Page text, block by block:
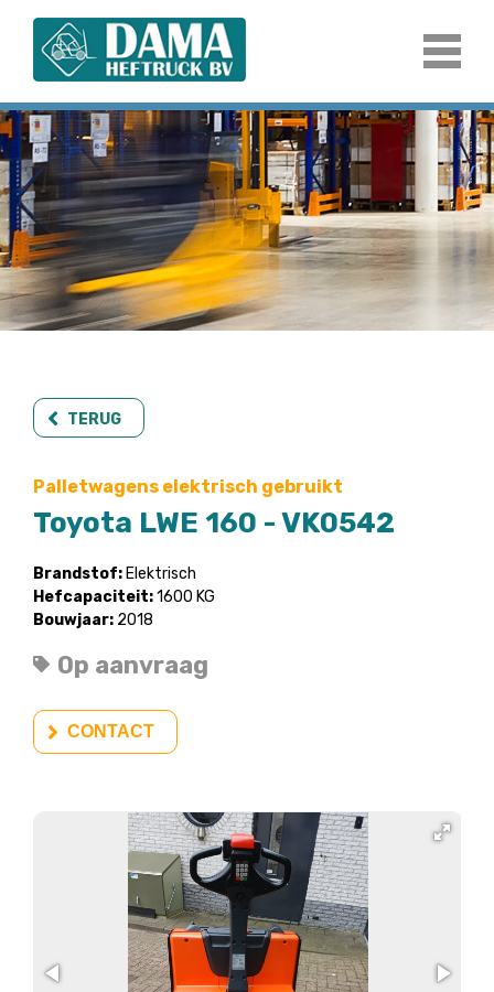
TERUG
Palletwagens elektrisch gebruikt
Toyota LWE 160 - VK0542
Brandstof: Elektrisch
Hefcapaciteit:1600 KG
Bouwjaar: 2018
Op aanvraag